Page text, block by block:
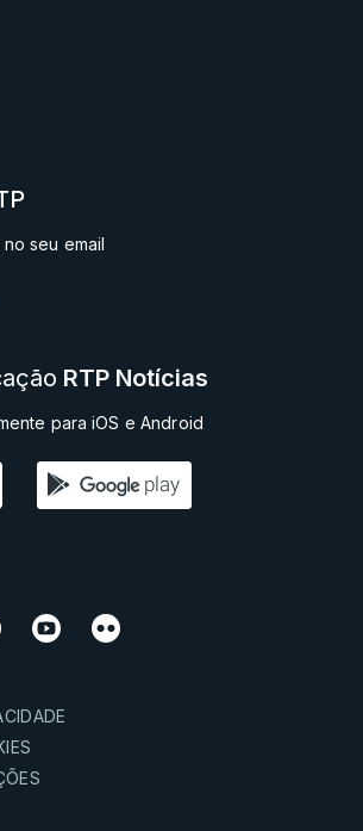
seu email
RTP Notícias
para iOS e Android